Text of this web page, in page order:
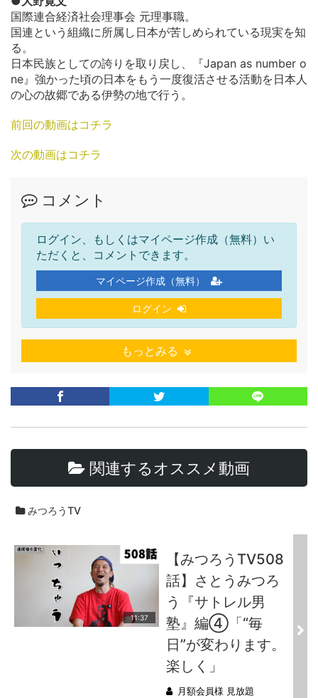
国際連合経済社会理事会 元理事職。
国連という組織に所属し日本が苦しめられている現実を知
る。
日本民族としての誇りを取り戻し、『Japan as number o
ne』強かった頃の日本をもう一度復活させる活動を日本人
の心の故郷である伊勢の地で行う。
前回の動画はコチラ
次の動画はコチラ
コメント
ログイン、もしくはマイページ作成（無料）い
ただくと、コメントできます。
マイページ作成（無料）
ログイン
もっとみる
関連するオススメ動画
みつろうTV
11:37
【みつろうTV508
話】さとうみつろ
う『サトレル男
塾』編④「“毎
日”が変わります。
楽しく」
月額会員様 見放題